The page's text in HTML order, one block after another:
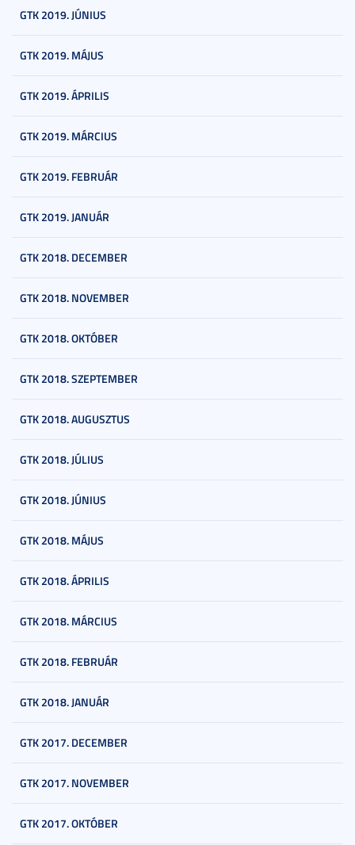
GTK 2019. JÚNIUS
GTK 2019. MÁJUS
GTK 2019. ÁPRILIS
GTK 2019. MÁRCIUS
GTK 2019. FEBRUÁR
GTK 2019. JANUÁR
GTK 2018. DECEMBER
GTK 2018. NOVEMBER
GTK 2018. OKTÓBER
GTK 2018. SZEPTEMBER
GTK 2018. AUGUSZTUS
GTK 2018. JÚLIUS
GTK 2018. JÚNIUS
GTK 2018. MÁJUS
GTK 2018. ÁPRILIS
GTK 2018. MÁRCIUS
GTK 2018. FEBRUÁR
GTK 2018. JANUÁR
GTK 2017. DECEMBER
GTK 2017. NOVEMBER
GTK 2017. OKTÓBER